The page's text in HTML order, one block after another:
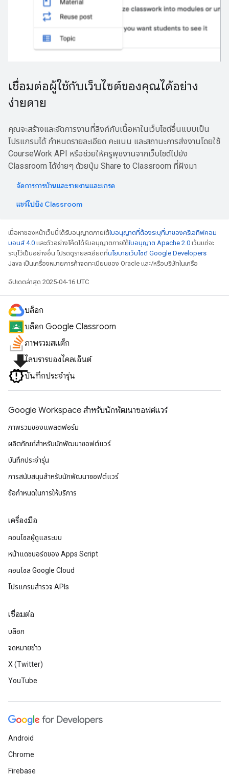
เชื่อมต่อผู้ใช้กับเว็บไซต์ของคุณได้อย่าง
ง่ายดาย
คุณจะสร้างและจัดการงานที่ลิงก์กับเนื้อหาในเว็บไซต์อื่นแบบเป็น
โปรแกรมได้ กำหนดรายละเอียด คะแนน และสถานะการส่งงานโดยใช้
CourseWork API หรือช่วยให้ครูพุชงานจากเว็บไซต์ไปยัง
Classroom ได้ง่ายๆ ด้วยปุ่ม Share to Classroom ที่ฝังมา
จัดการการบ้านและรายงานและเกรด
แชร์ไปยัง Classroom
เนื้อหาของหน้าเว็บนี้ได้รับอนุญาตภายใต้ใบอนุญาตที่ต้องระบุที่มาของครีเอทีฟคอม
มอนส์ 4.0 และตัวอย่างโค้ดได้รับอนุญาตภายใต้ใบอนุญาต Apache 2.0 เว้นแต่จะ
ระบุไว้เป็นอย่างอื่น โปรดดูรายละเอียดที่นโยบายเว็บไซต์ Google Developers
Java เป็นเครื่องหมายการค้าจดทะเบียนของ Oracle และ/หรือบริษัทในเครือ
อัปเดตล่าสุด 2025-04-16 UTC
บล็อก
บล็อก Google Classroom
ภาพรวมสแต็ก
file_downloadไลบรารีของไคลเอ็นต์
บันทึกประจำรุ่น
Google Workspace สําหรับนักพัฒนาซอฟต์แวร์
ภาพรวมของแพลตฟอร์ม
ผลิตภัณฑ์สําหรับนักพัฒนาซอฟต์แวร์
บันทึกประจำรุ่น
การสนับสนุนสำหรับนักพัฒนาซอฟต์แวร์
ข้อกำหนดในการให้บริการ
เครื่องมือ
คอนโซลผู้ดูแลระบบ
หน้าแดชบอร์ดของ Apps Script
คอนโซล Google Cloud
โปรแกรมสำรวจ APIs
เชื่อมต่อ
บล็อก
จดหมายข่าว
X (Twitter)
YouTube
Android
Chrome
Firebase